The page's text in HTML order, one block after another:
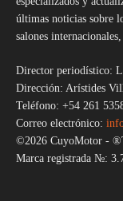
últimas noticias sobre
salones
Director periodístico:
Dirección: Arístides
Teléfono: +54 261
Correo electrónico:
©2026 CuyoMotor -
Marca registrada №: